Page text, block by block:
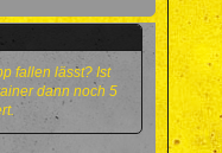
fallen lässt? Ist
dann noch 5